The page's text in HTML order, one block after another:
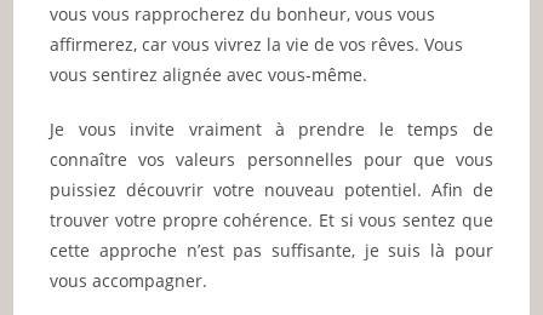
vous vous rapprocherez du bonheur, vous vous
affirmerez, car vous vivrez la vie de vos rêves. Vous
vous sentirez alignée avec vous-même.
Je vous invite vraiment à prendre le temps de
connaître vos valeurs personnelles pour que vous
puissiez découvrir votre nouveau potentiel. Afin de
trouver votre propre cohérence. Et si vous sentez que
cette approche n’est pas suffisante, je suis là pour
vous accompagner.